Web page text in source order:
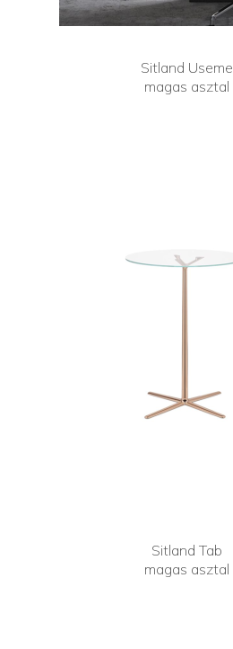
Sitland Useme
magas asztal
Sitland Tab
magas asztal